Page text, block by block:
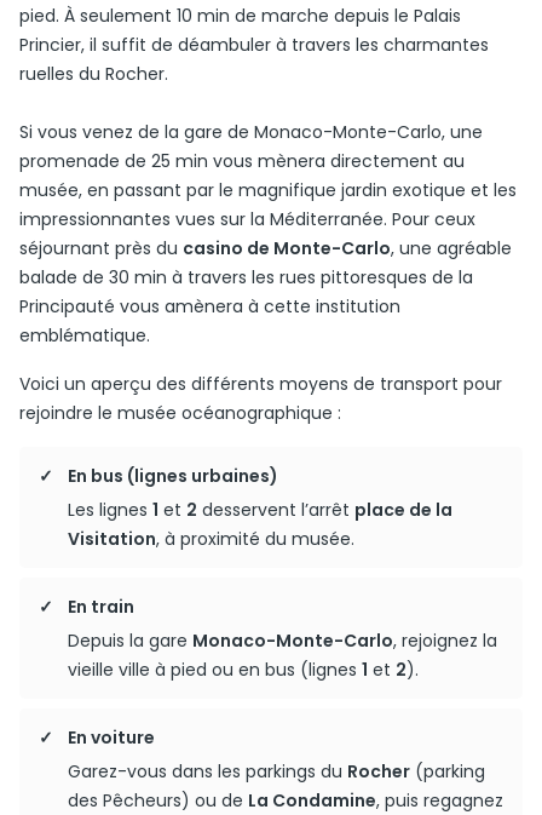
pied. À seulement 10 min de marche depuis le Palais
Princier, il suffit de déambuler à travers les charmantes
ruelles du Rocher.
Si vous venez de la gare de Monaco-Monte-Carlo, une
promenade de 25 min vous mènera directement au
musée, en passant par le magnifique jardin exotique et les
impressionnantes vues sur la Méditerranée. Pour ceux
séjournant près du casino de Monte-Carlo, une agréable
balade de 30 min à travers les rues pittoresques de la
Principauté vous amènera à cette institution
emblématique.
Voici un aperçu des différents moyens de transport pour
rejoindre le musée océanographique :
En bus (lignes urbaines)
Les lignes 1 et 2 desservent l’arrêt place de la
Visitation, à proximité du musée.
En train
Depuis la gare Monaco-Monte-Carlo, rejoignez la
vieille ville à pied ou en bus (lignes 1 et 2).
En voiture
Garez-vous dans les parkings du Rocher (parking
des Pêcheurs) ou de La Condamine, puis regagnez